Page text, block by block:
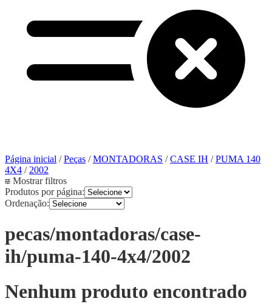
Página inicial /Peças /MONTADORAS /CASE IH /PUMA 140
4X4 /2002
Mostrar filtros
Produtos por página:
Ordenação:
pecas/montadoras/case-
ih/puma-140-4x4/2002
Nenhum produto encontrado